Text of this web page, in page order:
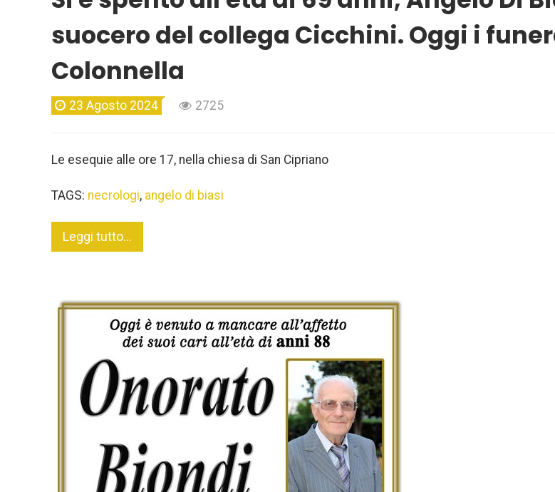
suocero del collega Cicchini. Oggi i
Colonnella
23 Agosto 2024 2725
Le esequie alle ore 17, nella chiesa di San Cipriano
TAGS: necrologi, angelo di biasi
Leggi tutto...